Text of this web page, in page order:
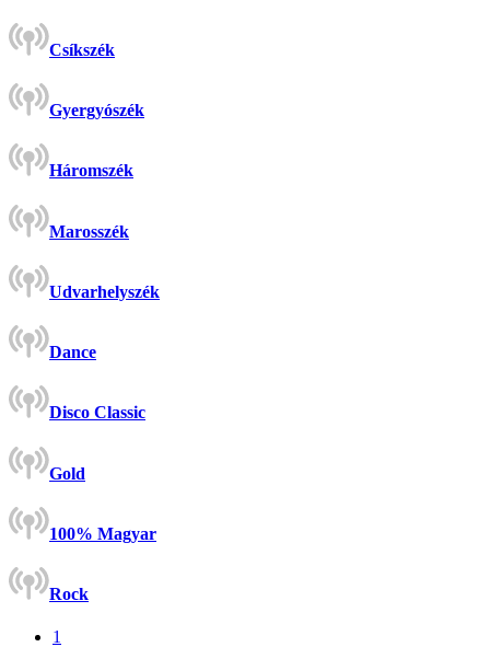
Csíkszék
Gyergyószék
Háromszék
Marosszék
Udvarhelyszék
Dance
Disco Classic
Gold
100% Magyar
Rock
1